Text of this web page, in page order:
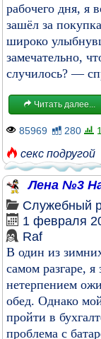
рабочего дня, я
зашёл за
широко
замечательно,
случилось? —
Читать далее...
85969 280
секс подругой
Лена №3
Служебный
1 февраля
Raf
В один из
самом разгаре,
нетерпением
обед. Однако
пройти в
проблема с